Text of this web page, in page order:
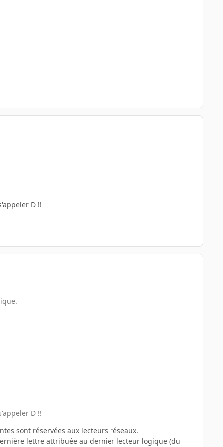
D !!
D !!
sont réservées aux lecteurs réseaux.
lettre attribuée au dernier lecteur logique (du